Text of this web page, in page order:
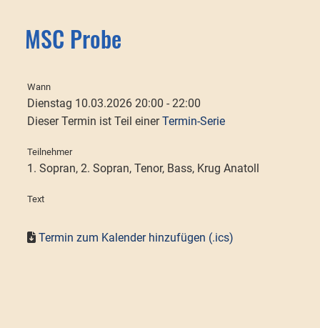
MSC Probe
Wann
Dienstag 10.03.2026 20:00 - 22:00
Dieser Termin ist Teil einerTermin-Serie
Teilnehmer
1. Sopran, 2. Sopran, Tenor, Bass, Krug Anatoll
Text
Termin zum Kalender hinzufügen (.ics)